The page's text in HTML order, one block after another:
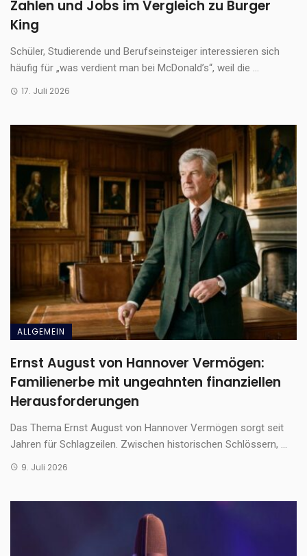
Zahlen und Jobs im Vergleich zu Burger
King
Schüler, Studierende und Berufseinsteiger interessieren sich
häufig für „was verdient man bei McDonald’s“, weil die ...
17. Juli 2026
ALLGEMEIN
Ernst August von Hannover Vermögen:
Familienerbe mit ungeahnten finanziellen
Herausforderungen
Das Thema Ernst August von Hannover Vermögen sorgt seit
Jahren für Schlagzeilen. Zwischen historischen Schlössern, ...
9. Juli 2026